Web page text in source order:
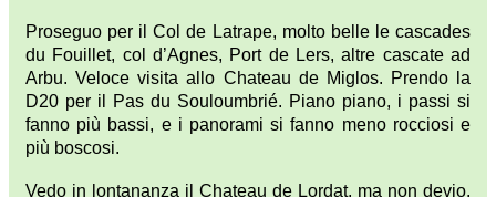
Proseguo per il Col de Latrape, molto belle le cascades
du Fouillet, col d’Agnes, Port de Lers, altre cascate ad
Arbu. Veloce visita allo Chateau de Miglos. Prendo la
D20 per il Pas du Souloumbrié. Piano piano, i passi si
fanno più bassi, e i panorami si fanno meno rocciosi e
più boscosi.
Vedo in lontananza il Chateau de Lordat, ma non devio.